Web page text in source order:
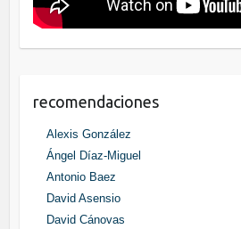
recomendaciones
Alexis González
Ángel Díaz-Miguel
Antonio Baez
David Asensio
David Cánovas